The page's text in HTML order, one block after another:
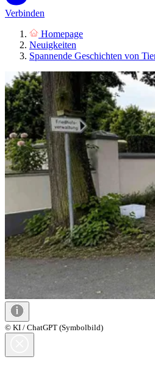
Verbinden
Homepage
Neuigkeiten
Spannende Geschichten von
© KI / ChatGPT (Symbolbild)